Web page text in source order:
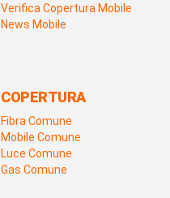
Verifica Copertura Mobile
News Mobile
COPERTURA
Fibra Comune
Mobile Comune
Luce Comune
Gas Comune